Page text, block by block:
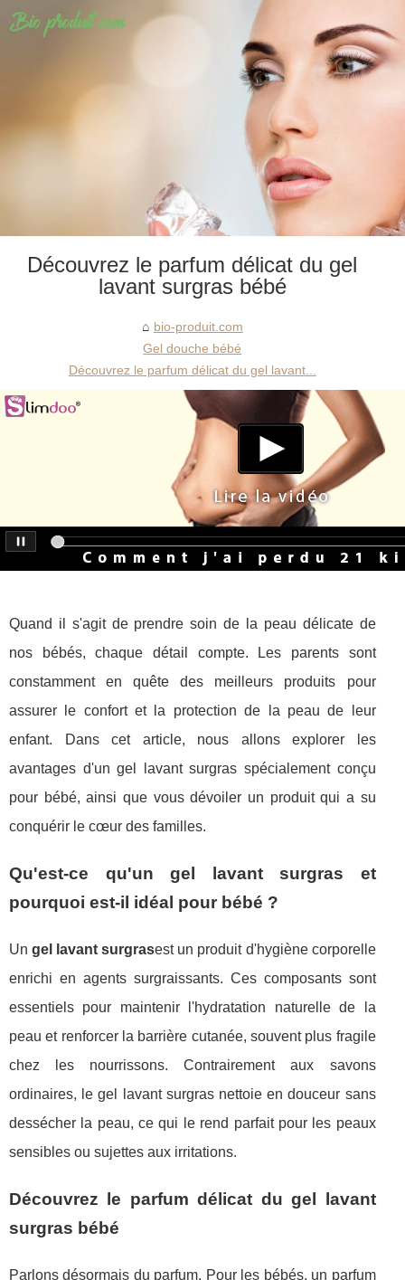
Découvrez le parfum délicat du gel
lavant surgras bébé
bio-produit.com
Gel douche bébé
Découvrez le parfum délicat du gel lavant...
Quand il s'agit de prendre soin de la peau délicate de
nos bébés, chaque détail compte. Les parents sont
constamment en quête des meilleurs produits pour
assurer le confort et la protection de la peau de leur
enfant. Dans cet article, nous allons explorer les
avantages d'un gel lavant surgras spécialement conçu
pour bébé, ainsi que vous dévoiler un produit qui a su
conquérir le cœur des familles.
Qu'est-ce qu'un gel lavant surgras et
pourquoi est-il idéal pour bébé ?
Ungel lavant surgrasest un produit d'hygiène corporelle
enrichi en agents surgraissants. Ces composants sont
essentiels pour maintenir l'hydratation naturelle de la
peau et renforcer la barrière cutanée, souvent plus fragile
chez les nourrissons. Contrairement aux savons
ordinaires, le gel lavant surgras nettoie en douceur sans
dessécher la peau, ce qui le rend parfait pour les peaux
sensibles ou sujettes aux irritations.
Découvrez le parfum délicat du gel lavant
surgras bébé
Parlons désormais du parfum. Pour les bébés, un parfum